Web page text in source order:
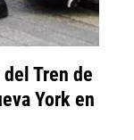
Tren de
York en